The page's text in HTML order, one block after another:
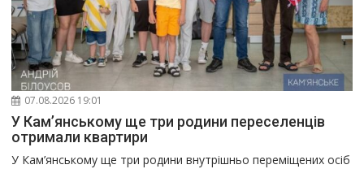
07.08.2026 19:01
У Кам’янському ще три родини переселенців
отримали квартири
У Кам’янському ще три родини внутрішньо переміщених осіб